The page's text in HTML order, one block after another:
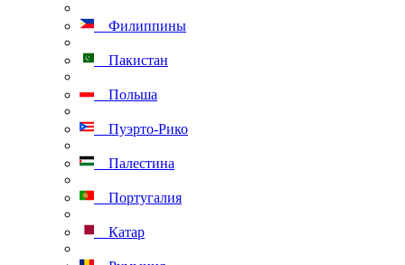
Филиппины
Пакистан
Польша
Пуэрто-Рико
Палестина
Португалия
Катар